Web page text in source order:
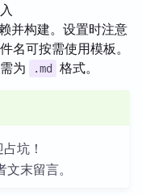
并构建。设置时注意
名可按需使用模板。
为
.md 格式。
坑！
末留言。